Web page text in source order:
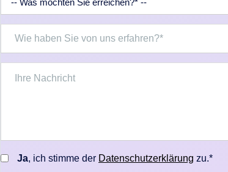
Ja, ich stimme der Datenschutzerklärung zu.*